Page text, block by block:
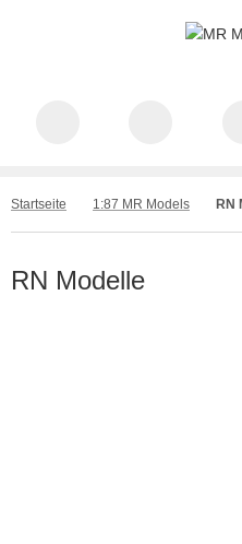
Startseite 1:87 MR Models RN
RN Modelle